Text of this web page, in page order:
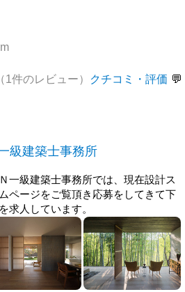
（1件のレビュー） クチコミ・評価
級建築士事務所
一級建築士事務所では、現在設計ス
ページをご覧頂き応募をしてきて下
求人しています。